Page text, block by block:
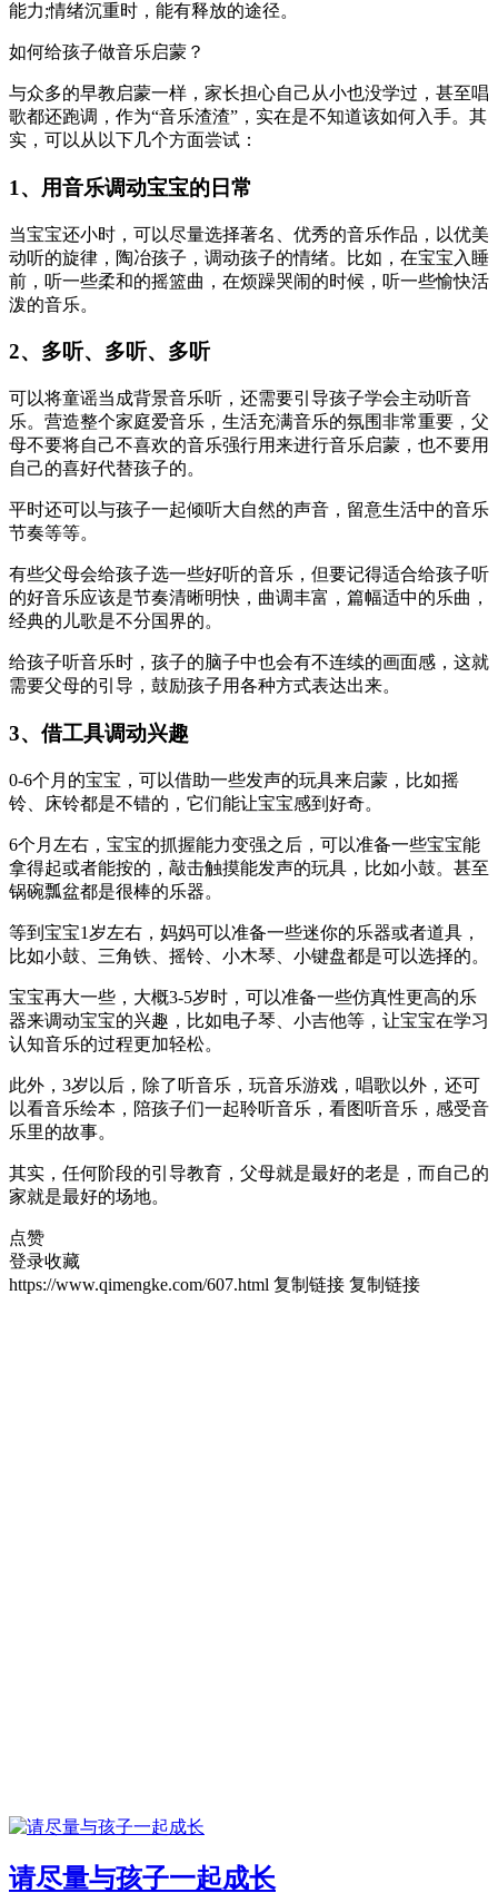
能力;情绪沉重时，能有释放的途径。
如何给孩子做音乐启蒙？
与众多的早教启蒙一样，家长担心自己从小也没学过，甚至唱
歌都还跑调，作为“音乐渣渣”，实在是不知道该如何入手。其
实，可以从以下几个方面尝试：
1、用音乐调动宝宝的日常
当宝宝还小时，可以尽量选择著名、优秀的音乐作品，以优美
动听的旋律，陶冶孩子，调动孩子的情绪。比如，在宝宝入睡
前，听一些柔和的摇篮曲，在烦躁哭闹的时候，听一些愉快活
泼的音乐。
2、多听、多听、多听
可以将童谣当成背景音乐听，还需要引导孩子学会主动听音
乐。营造整个家庭爱音乐，生活充满音乐的氛围非常重要，父
母不要将自己不喜欢的音乐强行用来进行音乐启蒙，也不要用
自己的喜好代替孩子的。
平时还可以与孩子一起倾听大自然的声音，留意生活中的音乐
节奏等等。
有些父母会给孩子选一些好听的音乐，但要记得适合给孩子听
的好音乐应该是节奏清晰明快，曲调丰富，篇幅适中的乐曲，
经典的儿歌是不分国界的。
给孩子听音乐时，孩子的脑子中也会有不连续的画面感，这就
需要父母的引导，鼓励孩子用各种方式表达出来。
3、借工具调动兴趣
0-6个月的宝宝，可以借助一些发声的玩具来启蒙，比如摇
铃、床铃都是不错的，它们能让宝宝感到好奇。
6个月左右，宝宝的抓握能力变强之后，可以准备一些宝宝能
拿得起或者能按的，敲击触摸能发声的玩具，比如小鼓。甚至
锅碗瓢盆都是很棒的乐器。
等到宝宝1岁左右，妈妈可以准备一些迷你的乐器或者道具，
比如小鼓、三角铁、摇铃、小木琴、小键盘都是可以选择的。
宝宝再大一些，大概3-5岁时，可以准备一些仿真性更高的乐
器来调动宝宝的兴趣，比如电子琴、小吉他等，让宝宝在学习
认知音乐的过程更加轻松。
此外，3岁以后，除了听音乐，玩音乐游戏，唱歌以外，还可
以看音乐绘本，陪孩子们一起聆听音乐，看图听音乐，感受音
乐里的故事。
其实，任何阶段的引导教育，父母就是最好的老是，而自己的
家就是最好的场地。
点赞
登录收藏
https://www.qimengke.com/607.html 复制链接 复制链接
请尽量与孩子一起成长